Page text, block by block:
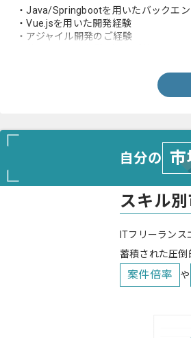
・Java/Springbootを用いたバックエ
・Vue.jsを用いた開発経験
・アジャイル開発のご経験
自分の 市
スキル
ITフリーラン
蓄積された圧倒
案件倍率 や